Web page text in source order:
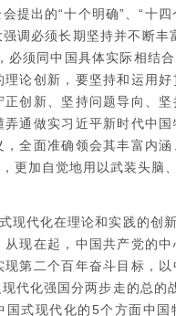
提出的“十个明确”、“十
调必须长期坚持并不断丰
必须同中国具体实际相结
论创新，要坚持和运用
创新、坚持问题导向、
通做实习近平新时代中
全面准确领会其丰富内
更加自觉地用以武装头脑
现代化在理论和实践的创
现在起，中国共产党的
第二个百年奋斗目标，
代化强国分两步走的总的
国式现代化的5个方面中